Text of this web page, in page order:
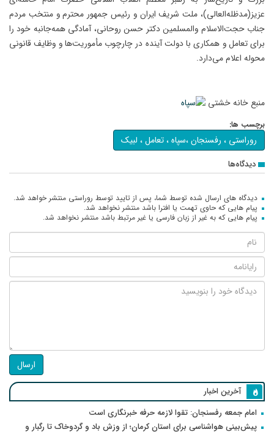
عزیز(مدظله‌العالی)، ملت شریف ایران و رئیس جمهور محترم و منتخب مردم
جناب حجت‌الاسلام والمسلمین دکتر حسن روحانی، آمادگی همه‌جانبه خود را
برای تعامل و همکاری با دولت آینده در چارچوب مأموریت‌ها و وظایف قانونی
محوله اعلام می‌دارد.
منبع خانه خشتی
برچسب ها:
روراستی ، رفسنجان ،سپاه ، تعامل ، لبیک
دیدگاه‌ها
دیدگاه های ارسال شده توسط شما، پس از تایید توسط روراستی منتشر خواهد شد.
پیام هایی که حاوی تهمت یا افترا باشد منتشر نخواهد شد.
پیام هایی که به غیر از زبان فارسی یا غیر مرتبط باشد منتشر نخواهد شد.
ارسال
آخرین اخبار
امام جمعه رفسنجان: تقوا لازمه حرفه خبرنگاری است
پیش‌بینی هواشناسی برای استان کرمان؛ از وزش باد و گردوخاک تا رگبار و